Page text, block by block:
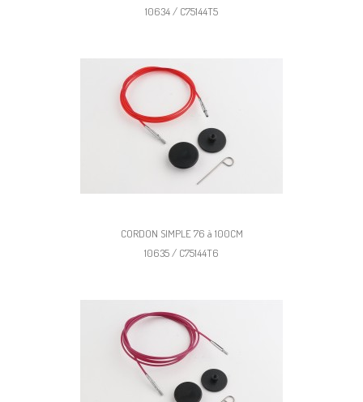
10634 / C75144T5
CORDON SIMPLE 76 à 100CM
10635 / C75144T6